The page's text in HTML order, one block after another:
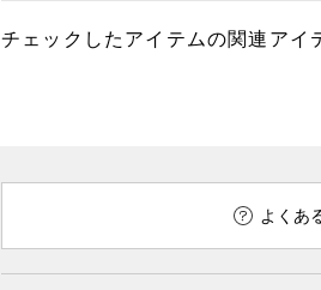
チェックしたアイテムの関連アイ
よくあ